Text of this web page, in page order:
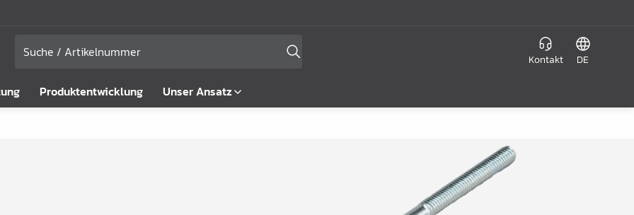
Kontakt DE
Produktentwicklung Unser Ansatz